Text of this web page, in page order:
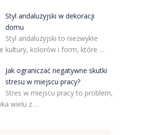
Styl andaluzyjski w dekoracji
domu
Styl andaluzyjski to niezwykłe
kultury, kolorów i form, które …
Jak ograniczać negatywne skutki
stresu w miejscu pracy?
Stres w miejscu pracy to problem,
wielu z …